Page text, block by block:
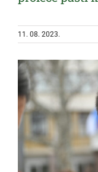
11. 08. 2023.